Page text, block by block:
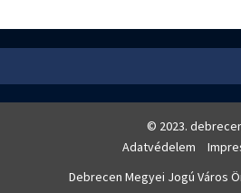
© 2023.
Adatvédelem
Debrecen Megyei Jogú Város